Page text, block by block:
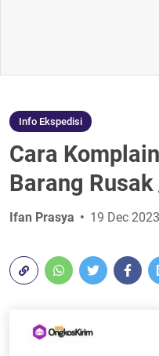
Info Ekspedisi
Cara
Barang
Ifan Prasya 19 Dec 2023